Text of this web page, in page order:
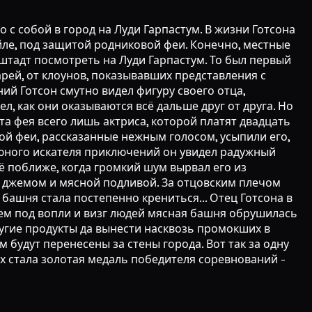
с собой в город на Луди Гарпастум. В жизни Готсона
под защитой родниковой феи. Конечно, местные
посмотреть на Луди Гарпастум. То был первый
от клоунов, показывавших представления с
Готсон смутно видел фигуру своего отца,
как они оказываются всё дальше друг от друга. Но
всего лишь актриса, которой платят двадцать
феи, рассказанные нежным голосом, усыпили его,
искателя приключений он увидел радужный
когда громкий шум вырвал его из
и мясной подливой. За отцовским плечом
стала постепенно крениться... Отец Готсона в
под вопли и визг людей мясная башня обрушилась
продукты да вынести насквозь промокших в
перенесены за стены города. Вот так за одну
золотая медаль победителя соревнований -